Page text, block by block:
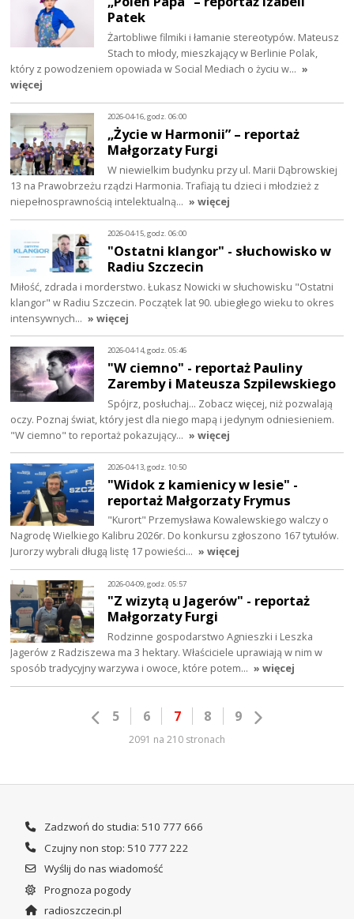
Patek
Żartobliwe filmiki i łamanie stereotypów. Mateusz
Stach to młody, mieszkający w Berlinie Polak,
który z powodzeniem opowiada w Social Mediach o życiu w… »
więcej
2026-04-16, godz. 06:00
„Życie w Harmonii” – reportaż
Małgorzaty Furgi
W niewielkim budynku przy ul. Marii Dąbrowskiej
13 na Prawobrzeżu rządzi Harmonia. Trafiają tu dzieci i młodzież z
niepełnosprawnością intelektualną… » więcej
2026-04-15, godz. 06:00
"Ostatni klangor" - słuchowisko w
Radiu Szczecin
Miłość, zdrada i morderstwo. Łukasz Nowicki w słuchowisku "Ostatni
klangor" w Radiu Szczecin. Początek lat 90. ubiegłego wieku to okres
intensywnych… » więcej
2026-04-14, godz. 05:46
"W ciemno" - reportaż Pauliny
Zaremby i Mateusza Szpilewskiego
Spójrz, posłuchaj… Zobacz więcej, niż pozwalają
oczy. Poznaj świat, który jest dla niego mapą i jedynym odniesieniem.
"W ciemno" to reportaż pokazujący… » więcej
2026-04-13, godz. 10:50
"Widok z kamienicy w lesie" -
reportaż Małgorzaty Frymus
"Kurort" Przemysława Kowalewskiego walczy o
Nagrodę Wielkiego Kalibru 2026r. Do konkursu zgłoszono 167 tytułów.
Jurorzy wybrali długą listę 17 powieści… » więcej
2026-04-09, godz. 05:57
"Z wizytą u Jagerów" - reportaż
Małgorzaty Furgi
Rodzinne gospodarstwo Agnieszki i Leszka
Jagerów z Radziszewa ma 3 hektary. Właściciele uprawiają w nim w
sposób tradycyjny warzywa i owoce, które potem… » więcej
5 6 7 8 9
2091 na 210 stronach
Zadzwoń do studia: 510 777 666
Czujny non stop: 510 777 222
Wyślij do nas wiadomość
Prognoza pogody
radioszczecin.pl